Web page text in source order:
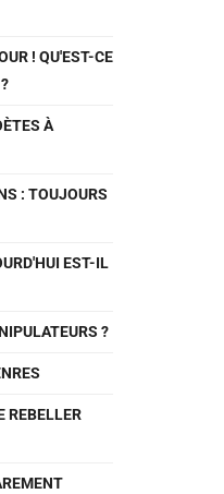
! QU'EST-CE
À
: TOUJOURS
EST-IL
?
REBELLER